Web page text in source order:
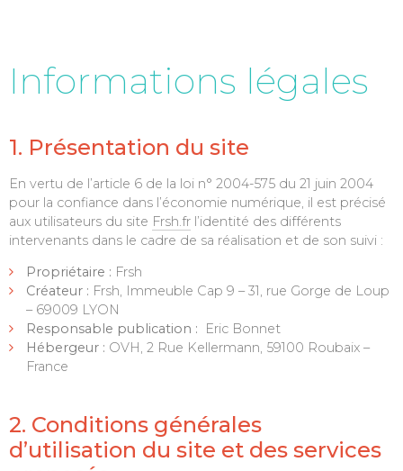
Informations légales
1. Présentation du site
En vertu de l’article 6 de la loi n° 2004-575 du 21 juin 2004
pour la confiance dans l’économie numérique, il est précisé
aux utilisateurs du site Frsh.fr l’identité des différents
intervenants dans le cadre de sa réalisation et de son suivi :
Propriétaire : Frsh
Créateur : Frsh, Immeuble Cap 9 – 31, rue Gorge de Loup
– 69009 LYON
Responsable publication : Eric Bonnet
Hébergeur : OVH, 2 Rue Kellermann, 59100 Roubaix –
France
2. Conditions générales
d’utilisation du site et des services